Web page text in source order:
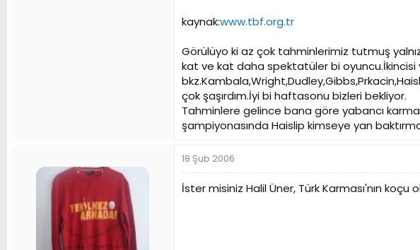
kaynak:www.tbf.org.tr
Görülüyo ki az çok tahminlerimiz tutmuş
kat ve kat daha spektatüler bi oyuncu.İkincisi
çok şaşırdım.İyi bi haftasonu bizleri bekliyor.
Tahminlere gelince bana göre yabancı
şampiyonasında Haislip kimseye yan
18 Şub 2006
İster misiniz Halil Üner, Türk Karması'nın koçu